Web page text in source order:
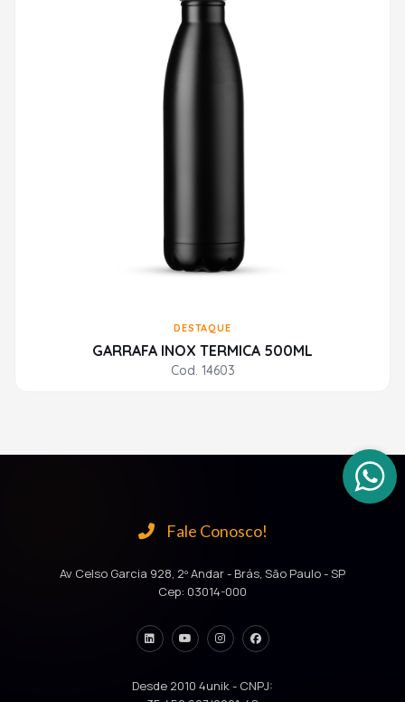
DESTAQUE
GARRAFA INOX TERMICA 500ML
Cod. 14603
Fale Conosco!
Av Celso Garcia 928, 2º Andar - Brás, São Paulo - SP
Cep: 03014-000
Desde 2010 4unik - CNPJ: